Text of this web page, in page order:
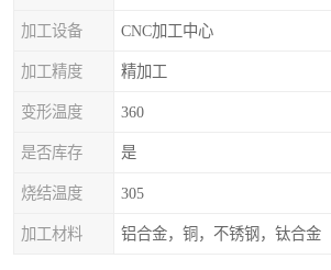
加工设备 CNC加工中心
加工精度 精加工
变形温度 360
是否库存 是
烧结温度 305
加工材料 铝合金，铜，不锈钢，钛合金